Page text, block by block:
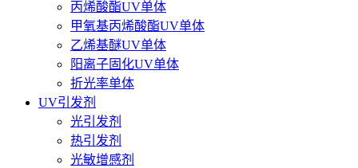
丙烯酸酯UV单体
甲氧基丙烯酸酯UV单体
乙烯基醚UV单体
阳离子固化UV单体
折光率单体
UV引发剂
光引发剂
热引发剂
光敏增感剂